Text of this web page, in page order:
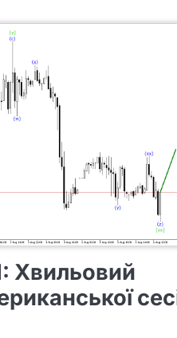
Хвильовий